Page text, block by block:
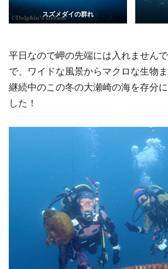
スズメダイの群れ
平日なので岬の先端には入れません
で、ワイドな風景からマクロな生物
継続中のこの冬の大瀬崎の海を存分
した！